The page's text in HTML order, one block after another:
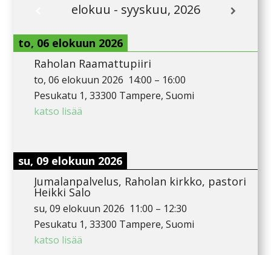
elokuu - syyskuu, 2026
to, 06 elokuun 2026
Raholan Raamattupiiri
to, 06 elokuun 2026 14:00 – 16:00
Pesukatu 1, 33300 Tampere, Suomi
katso lisää
su, 09 elokuun 2026
Jumalanpalvelus, Raholan kirkko, pastori
Heikki Salo
su, 09 elokuun 2026 11:00 – 12:30
Pesukatu 1, 33300 Tampere, Suomi
katso lisää